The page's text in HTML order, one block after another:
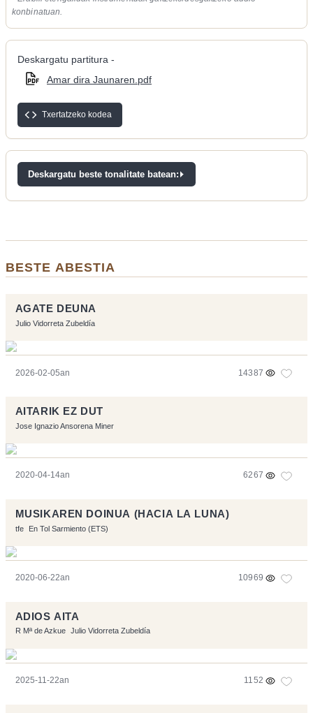
konbinatuan.
Deskargatu partitura -
Amar dira Jaunaren.pdf
Txertatzeko kodea
Deskargatu beste tonalitate batean:
BESTE ABESTIA
AGATE DEUNA
Julio Vidorreta Zubeldía
2026-02-05an 14387
AITARIK EZ DUT
Jose Ignazio Ansorena Miner
2020-04-14an 6267
MUSIKAREN DOINUA (HACIA LA LUNA)
tfe En Tol Sarmiento (ETS)
2020-06-22an 10969
ADIOS AITA
R Mª de Azkue Julio Vidorreta Zubeldía
2025-11-22an 1152